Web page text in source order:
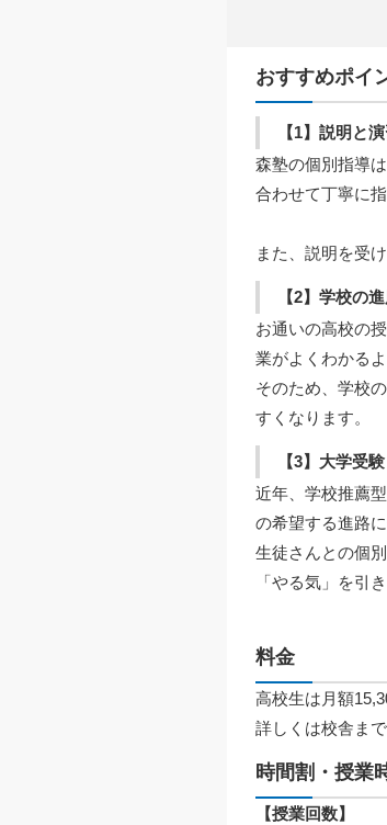
おすすめポイ
【1】説明と
森塾の個別指導
合わせて丁寧に指
また、説明を受
【2】学校の
お通いの高校の
業がよくわかる
そのため、学校
すくなります。
【3】大学受
近年、学校推薦
の希望する進路
生徒さんとの個
「やる気」を引
料金
高校生は月額
詳しくは校舎ま
時間割・授業
【授業回数】